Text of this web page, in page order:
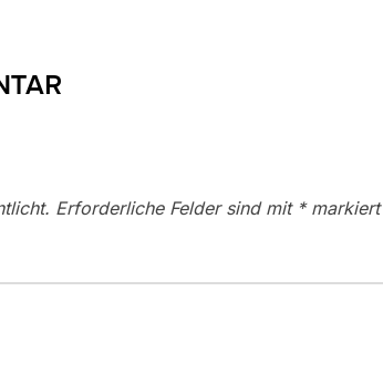
Erforderliche Felder sind mit *markiert